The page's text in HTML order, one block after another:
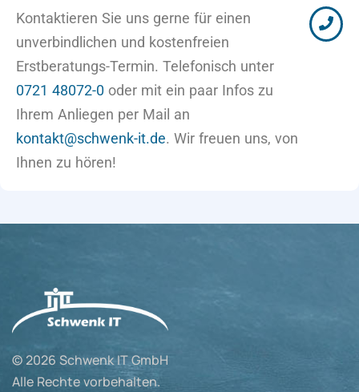
Kontaktieren Sie uns gerne für einen
unverbindlichen und kostenfreien
Erstberatungs-Termin. Telefonisch unter
0721 48072-0 oder mit ein paar Infos zu
Ihrem Anliegen per Mail an
kontakt@schwenk-it.de. Wir freuen uns, von
Ihnen zu hören!
© 2026 Schwenk IT GmbH
Alle Rechte vorbehalten.